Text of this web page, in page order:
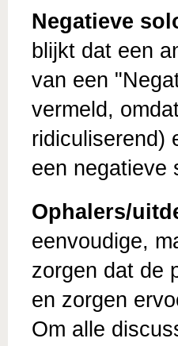
Negatieve
blijkt dat een
van een
vermeld,
ridiculiserend)
een negatieve
Ophalers/
eenvoudige,
zorgen dat de
en zorgen
Om alle